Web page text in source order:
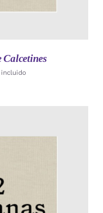
Calcetines
incluido